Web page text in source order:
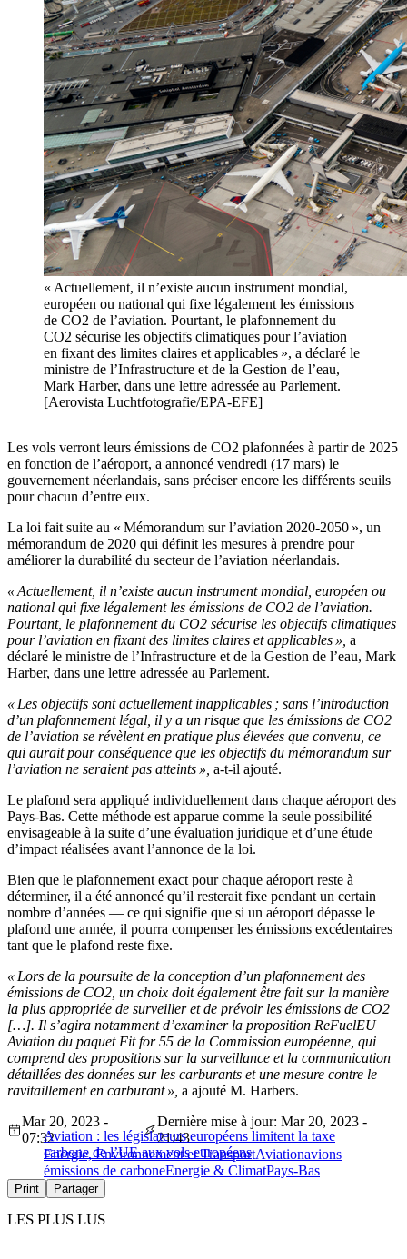
« Actuellement, il n’existe aucun instrument mondial,
européen ou national qui fixe légalement les émissions
de CO2 de l’aviation. Pourtant, le plafonnement du
CO2 sécurise les objectifs climatiques pour l’aviation
en fixant des limites claires et applicables », a déclaré le
ministre de l’Infrastructure et de la Gestion de l’eau,
Mark Harber, dans une lettre adressée au Parlement.
[Aerovista Luchtfotografie/EPA-EFE]
Les vols verront leurs émissions de CO2 plafonnées à partir de 2025
en fonction de l’aéroport, a annoncé vendredi (17 mars) le
gouvernement néerlandais, sans préciser encore les différents seuils
pour chacun d’entre eux.
La loi fait suite au « Mémorandum sur l’aviation 2020-2050 », un
mémorandum de 2020 qui définit les mesures à prendre pour
améliorer la durabilité du secteur de l’aviation néerlandais.
« Actuellement, il n’existe aucun instrument mondial, européen ou
national qui fixe légalement les émissions de CO2 de l’aviation.
Pourtant, le plafonnement du CO2 sécurise les objectifs climatiques
pour l’aviation en fixant des limites claires et applicables », a
déclaré le ministre de l’Infrastructure et de la Gestion de l’eau, Mark
Harber, dans une lettre adressée au Parlement.
« Les objectifs sont actuellement inapplicables ; sans l’introduction
d’un plafonnement légal, il y a un risque que les émissions de CO2
de l’aviation se révèlent en pratique plus élevées que convenu, ce
qui aurait pour conséquence que les objectifs du mémorandum sur
l’aviation ne seraient pas atteints », a-t-il ajouté.
Le plafond sera appliqué individuellement dans chaque aéroport des
Pays-Bas. Cette méthode est apparue comme la seule possibilité
envisageable à la suite d’une évaluation juridique et d’une étude
d’impact réalisées avant l’annonce de la loi.
Bien que le plafonnement exact pour chaque aéroport reste à
déterminer, il a été annoncé qu’il resterait fixe pendant un certain
nombre d’années — ce qui signifie que si un aéroport dépasse le
plafond une année, il pourra compenser les émissions excédentaires
tant que le plafond reste fixe.
« Lors de la poursuite de la conception d’un plafonnement des
émissions de CO2, un choix doit également être fait sur la manière
la plus appropriée de surveiller et de prévoir les émissions de CO2
[…]. Il s’agira notamment d’examiner la proposition ReFuelEU
Aviation du paquet Fit for 55 de la Commission européenne, qui
comprend des propositions sur la surveillance et la communication
détaillées des données sur les carburants et une mesure contre le
ravitaillement en carburant », a ajouté M. Harbers.
Aviation : les législateurs européens limitent la taxe
carbone de l’UE aux vols européens
Mar 20, 2023 -
07:32
Dernière mise à jour: Mar 20, 2023 -
21:43
Energie, Environnement et TransportAviationavions
émissions de carboneEnergie & ClimatPays-Bas
Print Partager
LES PLUS LUS